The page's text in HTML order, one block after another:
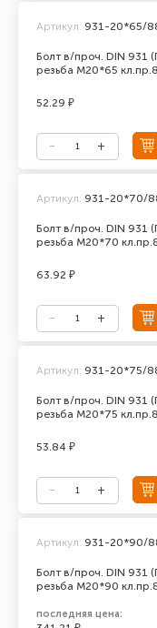
Болт в/проч. DIN
резьба М20*65
Артикул: 931-20*65/
52.29 ₽
Болт в/проч. DIN
резьба М20*70
Артикул: 931-20*70/
63.92 ₽
Болт в/проч. DIN
резьба М20*75
Артикул: 931-20*75/
53.84 ₽
Болт в/проч. DIN
резьба М20*90
Артикул: 931-20*90/
последняя цена: